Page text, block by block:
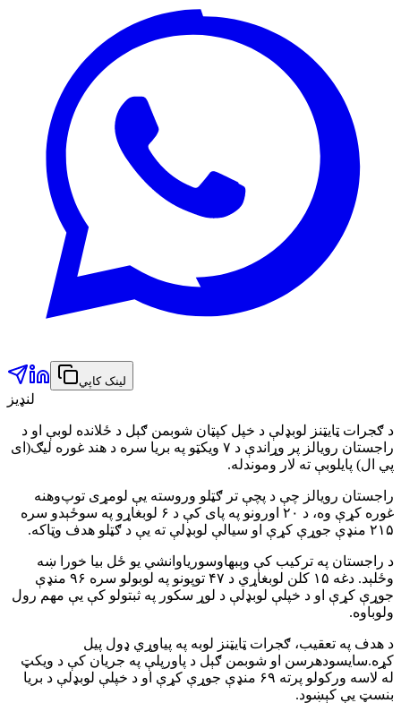
لینک کاپي
لنډیز
د ګجرات ټایټنز لوبډلې د خپل کپټان شوبمن ګېل د ځلانده لوبې او د
راجستان رویالز پر وړاندې د ۷ ویکټو په بریا سره د هند غوره لیګ(ای
پي ال) پایلوبې ته لار وموندله.
راجستان رویالز چې د پچې تر ګټلو وروسته یې لومړی توپ‌وهنه
غوره کړې وه، د ۲۰ اورونو په پای کې د ۶ لوبغاړو په سوځېدو سره
۲۱۵ منډې جوړې کړې او سیالې لوبډلې ته یې د ګټلو هدف وټاکه.
د راجستان په ترکیب کې وېبهاوسوریاوانشي یو ځل بیا خورا ښه
وځلېد. دغه ۱۵ کلن لوبغاړي د ۴۷ توپونو په لوبولو سره ۹۶ منډې
جوړې کړې او د خپلې لوبډلې د لوړ سکور په ثبتولو کې یې مهم رول
ولوباوه.
د هدف په تعقیب، ګجرات ټایټنز لوبه په پیاوړي ډول پیل
کړه.سایسودهرسن او شوبمن ګېل د پاورپلې په جریان کې د ویکټ
له لاسه ورکولو پرته ۶۹ منډې جوړې کړې او د خپلې لوبډلې د بریا
بنسټ یې کېښود.